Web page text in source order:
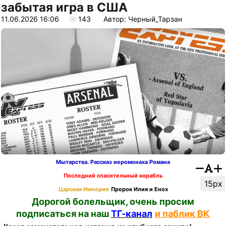
забытая игра в США
11.06.2026 16:06 143 Автор: Черный_Тарзан
15px
Мытарства. Рассказ иеромонаха Романа
Последний спасительный корабль
Царская Империя Пророк Илия и Енох
Дорогой болельщик, очень просим
подписаться на нашТГ-канал и паблик ВК